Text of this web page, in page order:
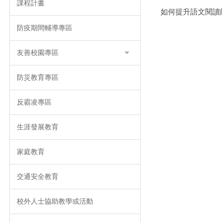
課程計畫
防疫期間輔導專區
友善校園專區
防災教育專區
反霸凌專區
生涯發展教育
家庭教育
交通安全教育
校外人士協助教學或活動
如何提升語文閱讀